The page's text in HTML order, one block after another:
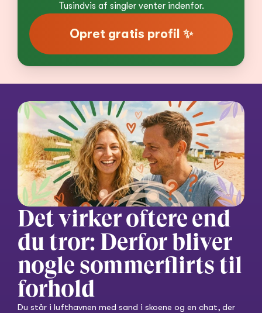
Tusindvis af singler venter indenfor.
Opret gratis profil ✨
Det virker oftere end
du tror: Derfor bliver
nogle sommerflirts til
forhold
Du står i lufthavnen med sand i skoene og en chat, der